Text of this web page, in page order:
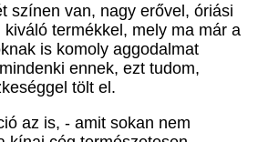
színen van, nagy erővel, óriási
termékkel, mely ma már a
is komoly aggodalmat
ennek, ezt tudom,
tölt el.
az is, - amit sokan nem